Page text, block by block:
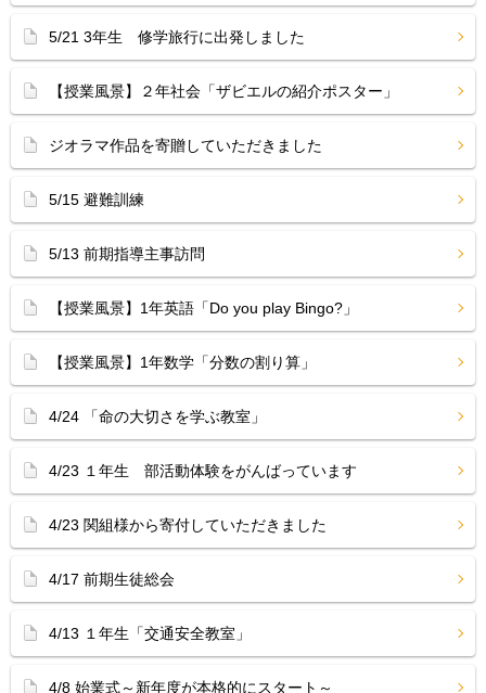
5/21 3年生 修学旅行に出発しました
【授業風景】２年社会「ザビエルの紹介ポスター」
ジオラマ作品を寄贈していただきました
5/15 避難訓練
5/13 前期指導主事訪問
【授業風景】1年英語「Do you play Bingo?」
【授業風景】1年数学「分数の割り算」
4/24 「命の大切さを学ぶ教室」
4/23 １年生 部活動体験をがんばっています
4/23 関組様から寄付していただきました
4/17 前期生徒総会
4/13 １年生「交通安全教室」
4/8 始業式～新年度が本格的にスタート～